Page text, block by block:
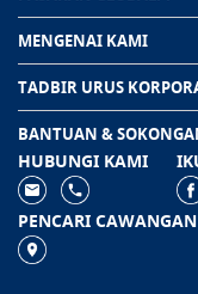
MENGENAI KAMI
TADBIR URUS
BANTUAN &
HUBUNGI KAMI
PENCARI CAWANGAN